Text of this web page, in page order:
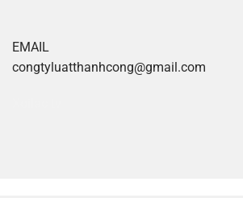
EMAIL
congtyluatthanhcong@gmail.com